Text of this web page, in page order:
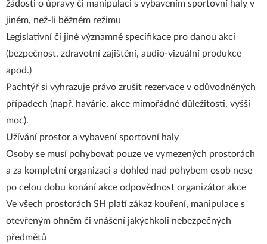
žádosti o úpravy či manipulaci s vybavením sportovní haly v
jiném, než-li běžném režimu
Legislativní či jiné významné specifikace pro danou akci
(bezpečnost, zdravotní zajištění, audio-vizuální produkce
apod.)
Pachtýř si vyhrazuje právo zrušit rezervace v odůvodněných
případech (např. havárie, akce mimořádné důležitosti, vyšší
moc).
Užívání prostor a vybavení sportovní haly
Osoby se musí pohybovat pouze ve vymezených prostorách
a za kompletní organizaci a dohled nad pohybem osob nese
po celou dobu konání akce odpovědnost organizátor akce
Ve všech prostorách SH platí zákaz kouření, manipulace s
otevřeným ohněm či vnášení jakýchkoli nebezpečných
předmětů